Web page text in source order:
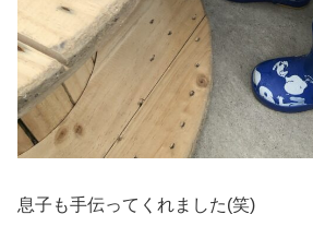
息子も手伝ってくれました(笑)